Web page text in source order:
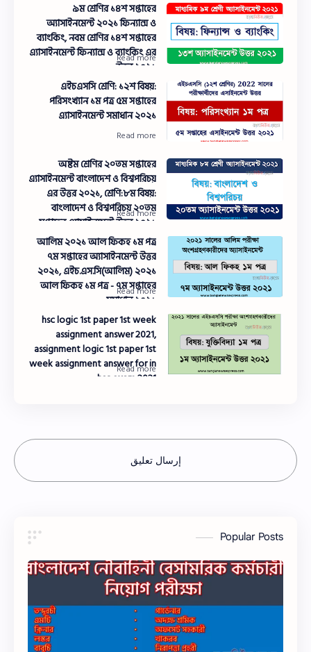
৯ম শ্রেণির ১৪শ সপ্তাহের
অ্যাসাইনমেন্ট ২০২১ ফিন্যান্স ও
ব্যাংকিং, নবম শ্রেণির ১৪শ সপ্তাহের
এ্যাসাইনমেন্ট ফিন্যান্স ও ব্যাংকিং এর
উত্তর ২০২১
এইচএসসি শ্রেণি: ১২শ বিষয়:
পরিসংখ্যান ১ম পত্র ৫ম সপ্তাহের
এ্যাসাইনমেন্ট সমাধান ২০২১
অষ্টম শ্রেণির ২০তম সপ্তাহের
এ্যাসাইনমেন্ট বাংলাদেশ ও বিশ্বপরিচয়
এর উত্তর ২০২১, শ্রেণি:৮ম বিষয়:
বাংলাদেশ ও বিশ্বপরিচয় ২০তম
সপ্তাহের এ্যাসাইনমেন্ট উত্তর ২০২১
আলিম ২০২১ আল ফিকহ ১ম পত্র
৭ম সপ্তাহের অ্যাসাইনমেন্ট উত্তর
২০২১, এইচ.এস.সি(আলিম) ২০২১
আল ফিকহ ১ম পত্র - ৭ম সপ্তাহের
সমাধান ২০২১
hsc logic 1st paper 1st week
assignment answer 2021,
assignment logic 1st paper 1st
week assignment answer for in
hsc exam 2021
إرسال تعليق
Popular Posts